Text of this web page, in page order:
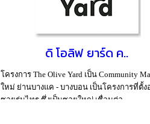
ดิ โอลิฟ ยาร์ด ค..
โครงการ The Olive Yard เป็น Community
ใหม่ ย่านบางแค - บางบอน เป็นโครงการที่ตั้ง
ซอยร่มไทร ซึ่งเป็นซอยใหญ่ เชื่อมต่อ...